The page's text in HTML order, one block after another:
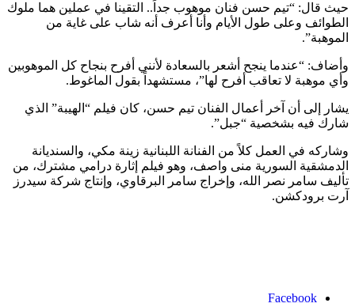
حيث قال: “تيم حسن فنان موهوب جداً.. التقينا في عملين هما ملوك
الطوائف وعلى طول الأيام وأنا أعرف أنه شاب على غاية من
الموهبة”.
وأضاف: “عندما ينجح أشعر بالسعادة لأنني أفرح بنجاح كل الموهوبين
وأي موهبة لا تعاقب أفرح لها”، مستشهداً بقول الماغوط.
يشار إلى أن آخر أعمال الفنان تيم حسن، كان فيلم “الهيبة” الذي
شارك فيه بشخصية “جبل”.
وشاركه في العمل كلاً من الفنانة اللبنانية زينة مكي، والسنديانة
الدمشقية السورية منى واصف، وهو فيلم إثارة درامي مشترك، من
تأليف سامر نصر الله، وإخراج سامر البرقاوي، وإنتاج شركة سيدرز
آرت برودكشن.
Facebook